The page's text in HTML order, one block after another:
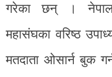
गरेका छन् । नेपाल
महासंघका वरिष्ठ
मतदाता ओसार्न बुक